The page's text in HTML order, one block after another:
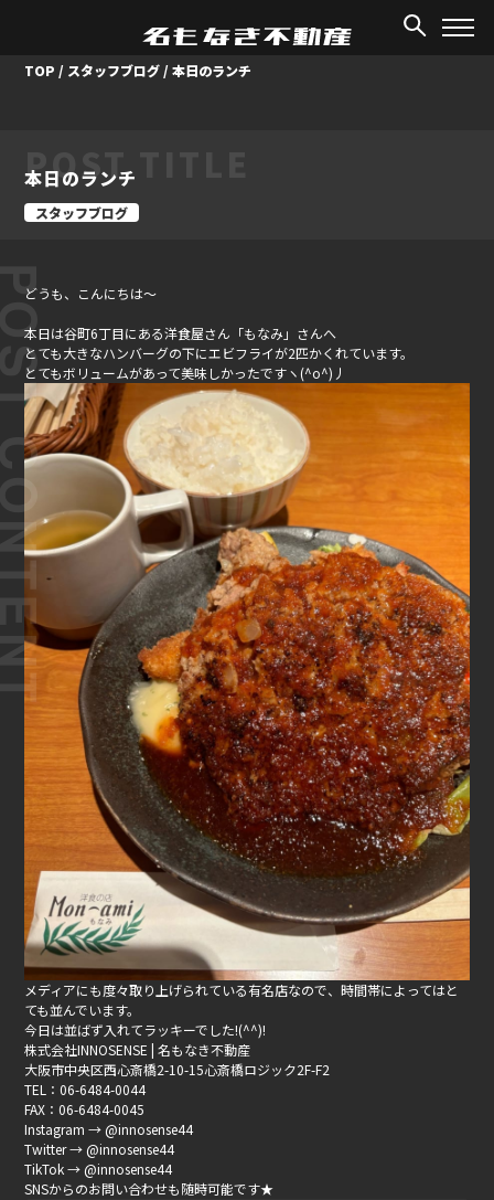
TOP / スタッフブログ /本日のランチ
POST TITLE
本日のランチ
スタッフブログ
どうも、こんにちは～
本日は谷町6丁目にある洋食屋さん「もなみ」さんへ
とても大きなハンバーグの下にエビフライが2匹かくれています。
とてもボリュームがあって美味しかったですヽ(^o^)丿
メディアにも度々取り上げられている有名店なので、時間帯によってはと
ても並んでいます。
今日は並ばず入れてラッキーでした!(^^)!
株式会社INNOSENSE | 名もなき不動産
大阪市中央区西心斎橋2-10-15心斎橋ロジック2F-F2
TEL：06-6484-0044
FAX：06-6484-0045
Instagram → @innosense44
Twitter → @innosense44
TikTok → @innosense44
SNSからのお問い合わせも随時可能です★